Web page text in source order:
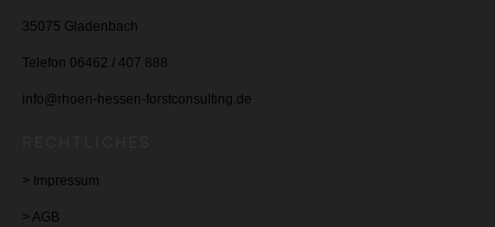
35075 Gladenbach
Telefon 06462 / 407 888
info@rhoen-hessen-forstconsulting.de
> Impressum
> AGB